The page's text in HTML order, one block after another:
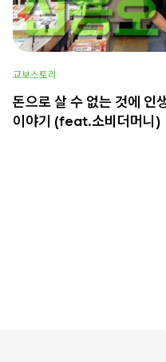
교보스토리
돈으로 살 수 없는 것에 인
이야기 (feat.소비더머니)